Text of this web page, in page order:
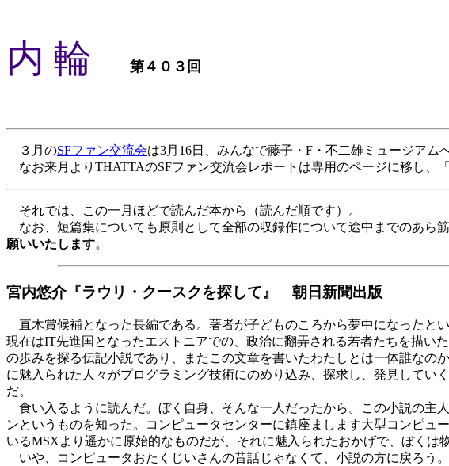
内 輪 第４０３回
３月のSFファン交流会は3月16日、みんなで藤子・F・不二雄ミュージアム
なお来月よりTHATTAのSFファン交流会レポートは専用のページに移し、
それでは、この一月ほどで読んだ本から（読んだ順です）。
なお、短篇集についても原則として全部の収録作について途中までのあら筋
願いいたします。
宮内悠介『ラウリ・クースクを探して』 朝日新聞出版
直木賞候補となった長編である。著者が子どものころから夢中になったと
現在はIT先進国となったエストニアでの、政治に翻弄される若者たちを描い
の歩みを探る伝記小説であり、またこの文章を書いたわたしとは一体誰な
に魅入られた人々がプログラミング技術にのめり込み、探求し、発見して
だ。
食い入るように読んだ。ぼく自身、そんな一人だったから。この小説の主
ンというものを知った。コンピュータセンターに鎮座まします大型コンピ
いるMSXより遥かに原始的なものだが、それに魅入られたおかげで、ぼく
いや、コンピュータおたくじいさんの昔話じゃなくて、小説の方に戻ろう。